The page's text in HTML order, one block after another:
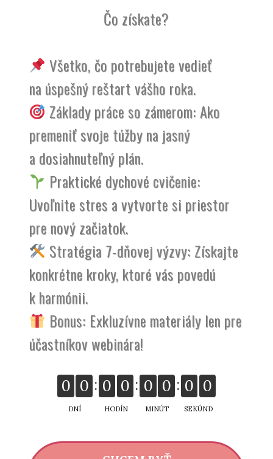
Čo získate?
Všetko, čo potrebujete vedieť
na úspešný reštart vášho roka.
Základy práce so zámerom: Ako
premeniť svoje túžby na jasný
a dosiahnuteľný plán.
Praktické dychové cvičenie:
Uvoľnite stres a vytvorte si priestor
pre nový začiatok.
Stratégia 7-dňovej výzvy: Získajte
konkrétne kroky, ktoré vás povedú
k harmónii.
Bonus: Exkluzívne materiály len pre
účastníkov webinára!
0 0
DNÍ
0 0
HODÍN
0 0
MINÚT
0 0
SEKÚND